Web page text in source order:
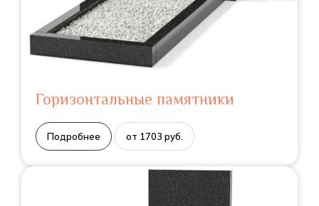
Горизонтальные памятники
Подробнее от 1703 руб.